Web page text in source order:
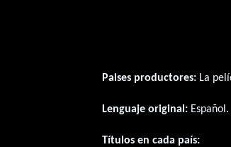
Paises productores: La
Lenguaje original: Español .
Títulos en cada país: